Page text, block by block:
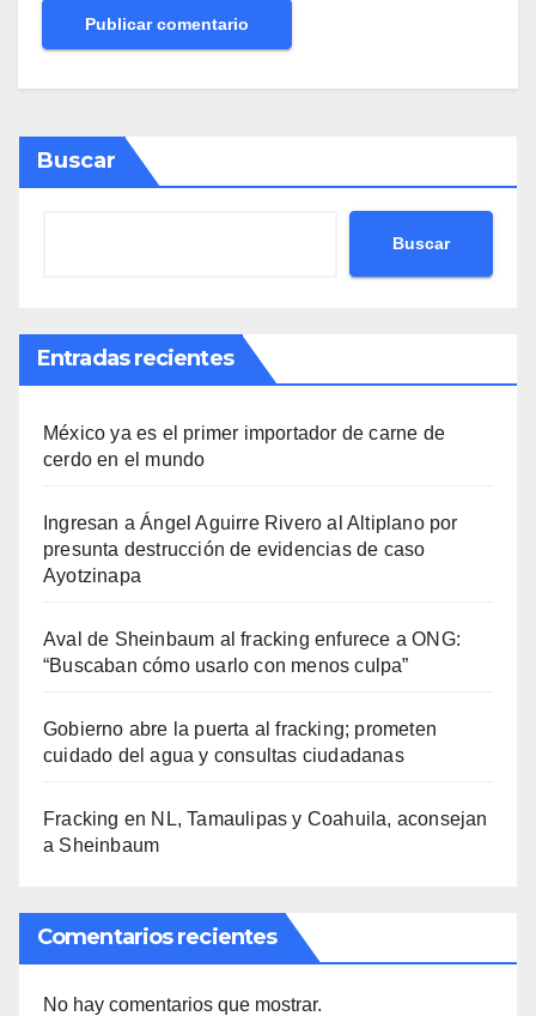
Buscar
Buscar
Entradas recientes
México ya es el primer importador de carne de
cerdo en el mundo
Ingresan a Ángel Aguirre Rivero al Altiplano por
presunta destrucción de evidencias de caso
Ayotzinapa
Aval de Sheinbaum al fracking enfurece a ONG:
“Buscaban cómo usarlo con menos culpa”
Gobierno abre la puerta al fracking; prometen
cuidado del agua y consultas ciudadanas
Fracking en NL, Tamaulipas y Coahuila, aconsejan
a Sheinbaum
Comentarios recientes
No hay comentarios que mostrar.